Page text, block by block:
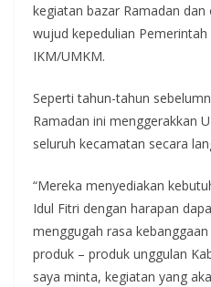
kegiatan bazar Ramadan
wujud kepedulian
IKM/UMKM.
Seperti tahun-tahun
Ramadan ini menggerakkan
seluruh kecamatan secara
“Mereka menyediakan
Idul Fitri dengan harapan
menggugah rasa
produk – produk unggulan
saya minta, kegiatan yang